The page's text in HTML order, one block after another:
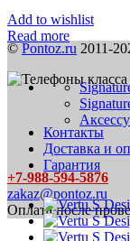
Add to wishlist
Read more
© Pontoz.ru 2011-
Контакты
Доставка и
Гарантия
+7-988-594-5876
zakaz@pontoz.ru
Оплата после